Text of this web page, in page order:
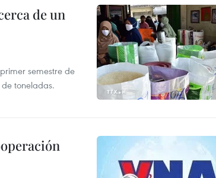
de un
semestre de
toneladas.